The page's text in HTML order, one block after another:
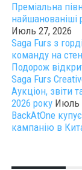
Преміальна
найшанованіші
Июль 27, 2026
Saga Furs з
команду на
Подорож
Saga Furs
Аукціон, звіти
2026 року Июль
BackAtOne
кампанію в